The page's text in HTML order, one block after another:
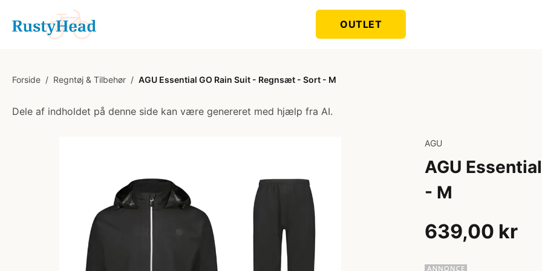
OUTLET
Forside / Regntøj & Tilbehør / AGU Essential GO Rain Suit - Regnsæt - Sort - M
Dele af indholdet på denne side kan være genereret med hjælp fra AI.
AGU
AGU
- M
639,00 kr